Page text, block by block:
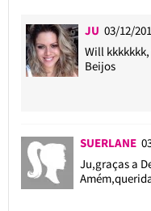
JU 03/12/
Will
Beijos
SUERLANE
Ju,graças a